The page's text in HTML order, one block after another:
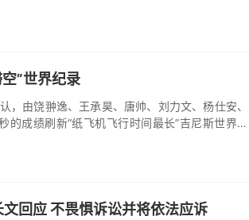
”世界纪录
由饶翀逸、王承昊、唐帅、刘力文、杨仕安、
成绩刷新“纸飞机飞行时间最长”吉尼斯世界纪
回应 不畏惧诉讼并将依法应诉